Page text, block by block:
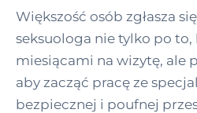
Większość osób zgłasza
seksuologa nie tylko po to,
miesiącami na wizytę, ale
aby zacząć pracę ze
bezpiecznej i poufnej